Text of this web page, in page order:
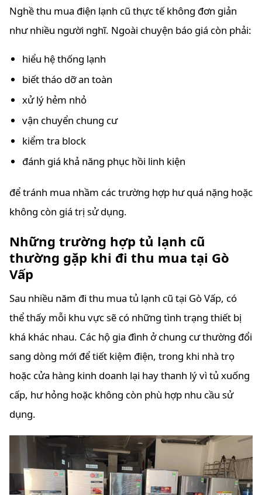
Nghề thu mua điện lạnh cũ thực tế không đơn giản
như nhiều người nghĩ. Ngoài chuyện báo giá còn phải:
hiểu hệ thống lạnh
biết tháo dỡ an toàn
xử lý hẻm nhỏ
vận chuyển chung cư
kiểm tra block
đánh giá khả năng phục hồi linh kiện
để tránh mua nhầm các trường hợp hư quá nặng hoặc
không còn giá trị sử dụng.
Những trường hợp tủ lạnh cũ
thường gặp khi đi thu mua tại Gò
Vấp
Sau nhiều năm đi thu mua tủ lạnh cũ tại Gò Vấp, có
thể thấy mỗi khu vực sẽ có những tình trạng thiết bị
khá khác nhau. Các hộ gia đình ở chung cư thường đổi
sang dòng mới để tiết kiệm điện, trong khi nhà trọ
hoặc cửa hàng kinh doanh lại hay thanh lý vì tủ xuống
cấp, hư hỏng hoặc không còn phù hợp nhu cầu sử
dụng.